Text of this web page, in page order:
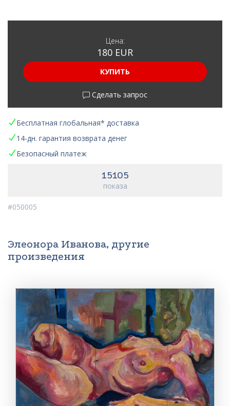
Цена:
180 EUR
КУПИТЬ
Сделать запрос
Бесплатная глобальная* доставка
14-дн. гарантия возврата денег
Безопасный платеж
15105
показа
#050005
Элеонора Иванова, другие
произведения